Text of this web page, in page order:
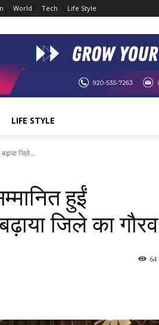
World Tech Life Style
LIFE STYLE
जिले...
हुईं
जिले का गौरव
64